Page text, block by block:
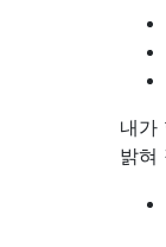
내가
밝혀